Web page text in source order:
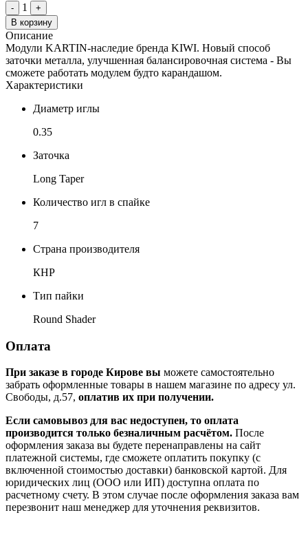
- 1
+
В корзину
Описание
Модули KARTIN-наследие бренда KIWI. Новый способ
заточки металла, улучшенная балансировочная система - Вы
сможете работать модулем будто карандашом.
Характеристики
Диаметр иглы
0.35
Заточка
Long Taper
Количество игл в спайке
7
Страна производителя
КНР
Тип пайки
Round Shader
Оплата
При заказе в городе Кирове вы можете самостоятельно
забрать оформленные товары в нашем магазине по адресу ул.
Свободы, д.57, оплатив их при получении.
Если самовывоз для вас недоступен, то оплата
производится только безналичным расчётом. После
оформления заказа вы будете перенаправлены на сайт
платежной системы, где сможете оплатить покупку (с
включенной стоимостью доставки) банковской картой. Для
юридических лиц (ООО или ИП) доступна оплата по
расчетному счету. В этом случае после оформления заказа вам
перезвонит наш менеджер для уточнения реквизитов.